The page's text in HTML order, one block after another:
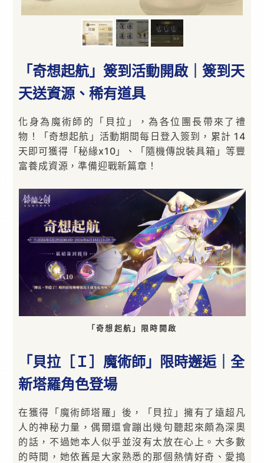
「奇想起航」簽到活動開啟｜簽到天
天送資源、稀有道具
化身為魔術師的「貝拉」，為各位團長帶來了禮
物！「奇想起航」活動期間每日登入簽到，累計 14
天即可獲得「秘緣x10」、「隨機傳說裝具箱」等豐
富養成資源，準備迎戰新篇章！
「奇想起航」限時開啟
「貝拉［Ｉ］魔術師」限時邂逅｜全
新塔羅角色登場
在獲得「魔術師塔羅」後，「貝拉」擁有了遠超凡
人的神秘力量，偶爾還會蹦出幾句聽起來頗為深奧
的話，不過她本人似乎並沒有太放在心上。大多數
的時間，她依舊是大家熟悉的那個熱情好奇、愛搗